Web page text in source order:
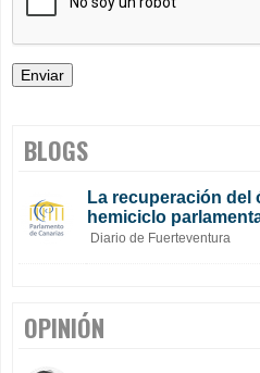
BLOGS
La recuperación del
hemiciclo
Diario de Fuerteventura
OPINIÓN